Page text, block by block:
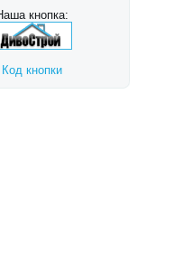
кнопка:
Код кнопки